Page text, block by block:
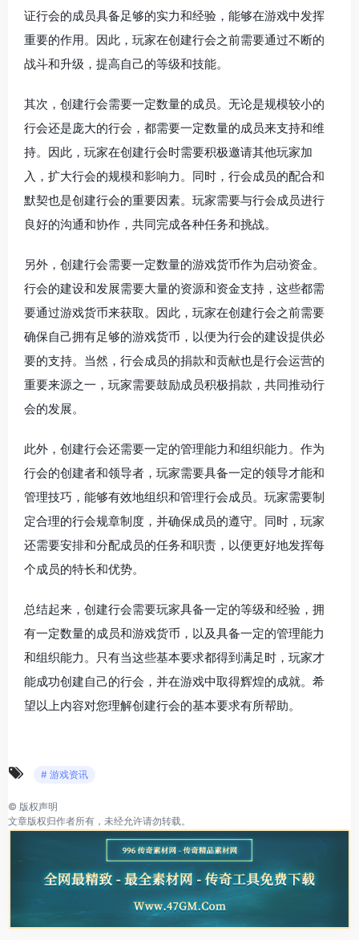
证行会的成员具备足够的实力和经验，能够在游戏中发挥
重要的作用。因此，玩家在创建行会之前需要通过不断的
战斗和升级，提高自己的等级和技能。
其次，创建行会需要一定数量的成员。无论是规模较小的
行会还是庞大的行会，都需要一定数量的成员来支持和维
持。因此，玩家在创建行会时需要积极邀请其他玩家加
入，扩大行会的规模和影响力。同时，行会成员的配合和
默契也是创建行会的重要因素。玩家需要与行会成员进行
良好的沟通和协作，共同完成各种任务和挑战。
另外，创建行会需要一定数量的游戏货币作为启动资金。
行会的建设和发展需要大量的资源和资金支持，这些都需
要通过游戏货币来获取。因此，玩家在创建行会之前需要
确保自己拥有足够的游戏货币，以便为行会的建设提供必
要的支持。当然，行会成员的捐款和贡献也是行会运营的
重要来源之一，玩家需要鼓励成员积极捐款，共同推动行
会的发展。
此外，创建行会还需要一定的管理能力和组织能力。作为
行会的创建者和领导者，玩家需要具备一定的领导才能和
管理技巧，能够有效地组织和管理行会成员。玩家需要制
定合理的行会规章制度，并确保成员的遵守。同时，玩家
还需要安排和分配成员的任务和职责，以便更好地发挥每
个成员的特长和优势。
总结起来，创建行会需要玩家具备一定的等级和经验，拥
有一定数量的成员和游戏货币，以及具备一定的管理能力
和组织能力。只有当这些基本要求都得到满足时，玩家才
能成功创建自己的行会，并在游戏中取得辉煌的成就。希
望以上内容对您理解创建行会的基本要求有所帮助。
# 游戏资讯
© 版权声明
文章版权归作者所有，未经允许请勿转载。